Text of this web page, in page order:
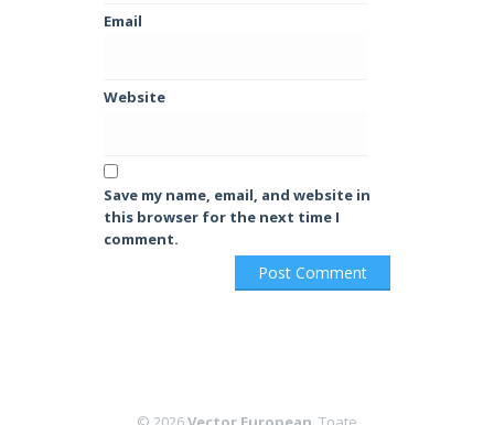
Email
Website
Save my name, email, and website in
this browser for the next time I
comment.